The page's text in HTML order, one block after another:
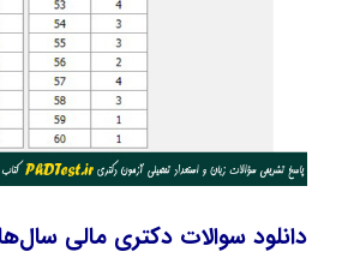
دانلود سوالات دکتری مالی